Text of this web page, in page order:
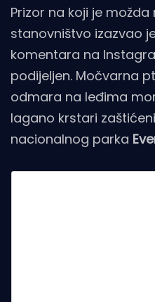
Prizor na koji je
stanovništvo izazvao
komentara na
podijeljen. Močvarna
odmara na leđima
lagano krstari
nacionalnog parka